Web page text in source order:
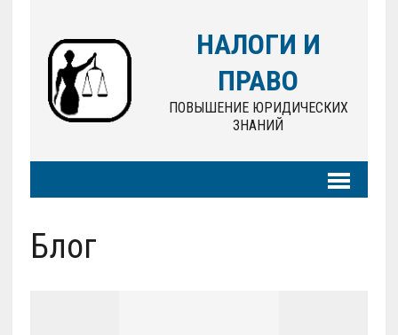
НАЛОГИ И
ПРАВО
ПОВЫШЕНИЕ ЮРИДИЧЕСКИХ
ЗНАНИЙ
Блог